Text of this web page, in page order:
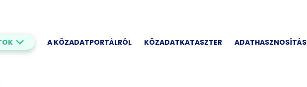
A KÖZADATPORTÁLRÓL KÖZADATKATASZTER ADATHASZNOSÍTÁS